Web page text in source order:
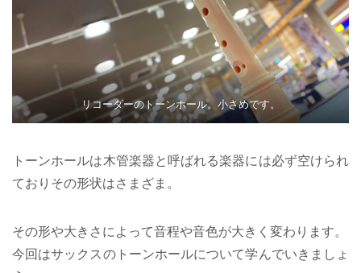
リコーダーのトーンホール。小さめです。
トーンホールは木管楽器と呼ばれる楽器には必ず空けられ
ておりその形状はさまざま。
その形や大きさによって音程や音色が大きく変わります。
今回はサックスのトーンホールについて学んでいきましょ